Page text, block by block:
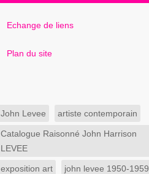
Echange de liens
Plan du site
John Levee artiste contemporain
Catalogue Raisonné John Harrison
LEVEE
exposition art john levee 1950-1959